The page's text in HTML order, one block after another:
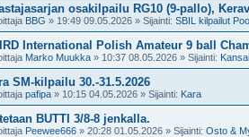
osakilpailu RG10 (9-pallo),
BBG » 19:49 09.05.2026 » Sijainti: SBIL kilpailut
International Polish Amateur 9 ball
Marko Muukka » 10:37 08.05.2026 » Sijainti:
SM-kilpailu 30.-31.5.2026
pafipa » 10:15 04.05.2026 » Sijainti: Kara
BUTTI 3/8-8 jenkalla.
Peewee666 » 20:28 01.05.2026 » Sijainti: Osto &